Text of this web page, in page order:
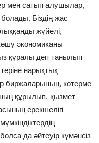
мен сатып алушылар,
Біздің жас
жүйелі,
әкономиканы
құралы деп танылып
нарықтық
биржаларының, көтерме
құрылып, қызмет
ерекшелігі
да әйтеуір күмәнсіз